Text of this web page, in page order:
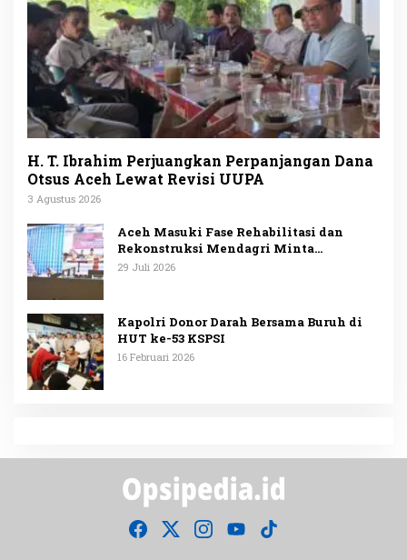
H. T. Ibrahim Perjuangkan Perpanjangan Dana
Otsus Aceh Lewat Revisi UUPA
3 Agustus 2026
Aceh Masuki Fase Rehabilitasi dan
Rekonstruksi Mendagri Minta
Penggunaan Anggaran Dipublikasikan
29 Juli 2026
Kapolri Donor Darah Bersama Buruh di
HUT ke-53 KSPSI
16 Februari 2026